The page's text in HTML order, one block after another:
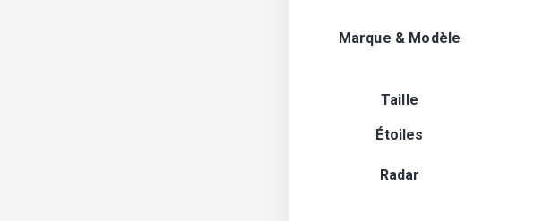
Marque & Modèle
Taille
Étoiles
Radar